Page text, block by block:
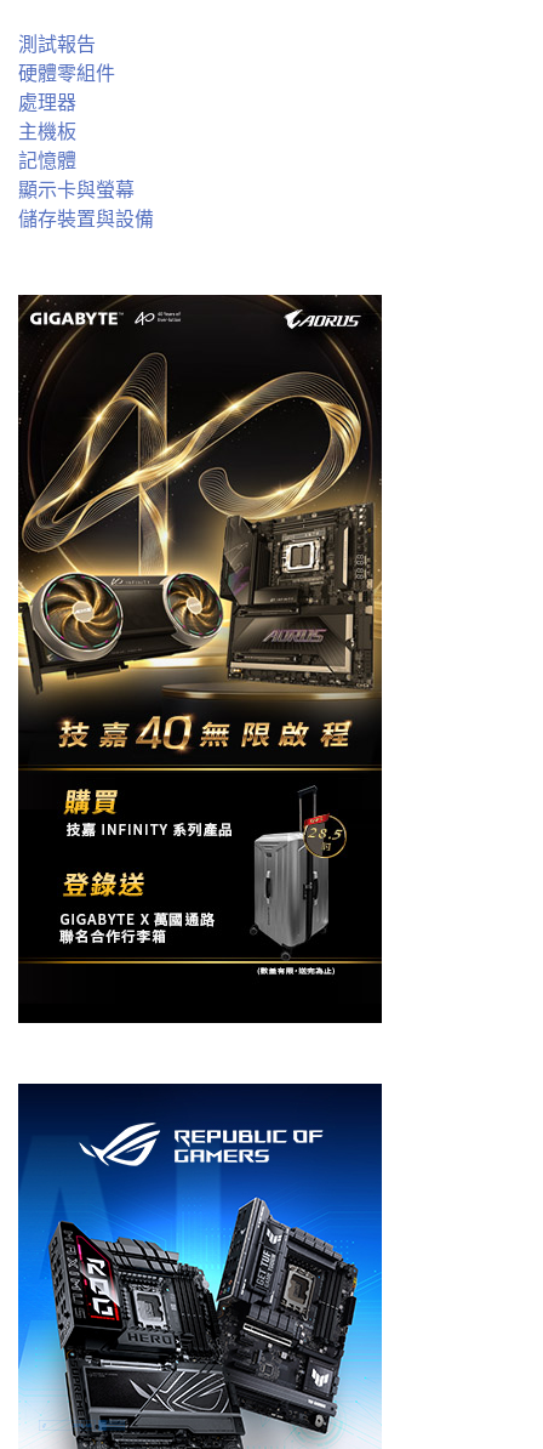
測試報告
硬體零組件
處理器
主機板
記憶體
顯示卡與螢幕
儲存裝置與設備